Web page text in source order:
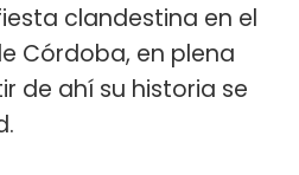
clandestina en el
Córdoba, en plena
de ahí su historia se